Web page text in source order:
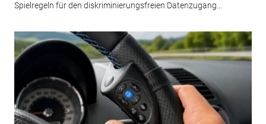
Spielregeln für den diskriminierungsfreien Datenzugang...